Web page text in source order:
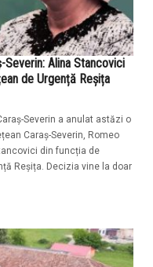
Severin: Alina Stancovici
de Urgență Reșița
Severin a anulat astăzi o
Caraș-Severin, Romeo
din funcția de
Reșița. Decizia vine la doar